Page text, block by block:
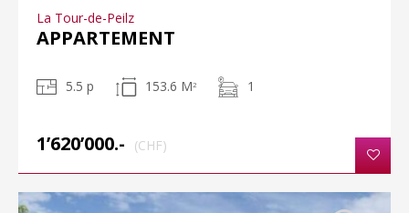
La Tour-de-Peilz
APPARTEMENT
5.5 p 153.6 M 2 1
1’620’000.- (CHF)